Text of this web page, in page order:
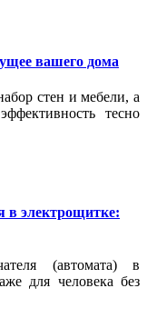
вашего дома
стен и мебели, а
тесно
в электрощитке:
(автомата) в
для человека без